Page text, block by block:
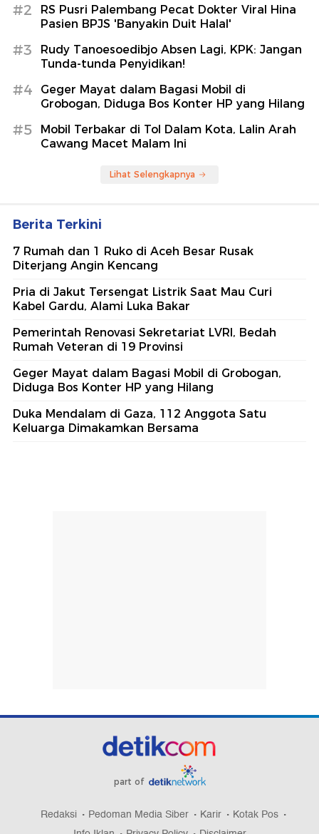
#2
RS Pusri Palembang Pecat Dokter Viral Hina
Pasien BPJS 'Banyakin Duit Halal'
#3
Rudy Tanoesoedibjo Absen Lagi, KPK: Jangan
Tunda-tunda Penyidikan!
#4
Geger Mayat dalam Bagasi Mobil di
Grobogan, Diduga Bos Konter HP yang Hilang
#5
Mobil Terbakar di Tol Dalam Kota, Lalin Arah
Cawang Macet Malam Ini
Lihat Selengkapnya
Berita Terkini
7 Rumah dan 1 Ruko di Aceh Besar Rusak
Diterjang Angin Kencang
Pria di Jakut Tersengat Listrik Saat Mau Curi
Kabel Gardu, Alami Luka Bakar
Pemerintah Renovasi Sekretariat LVRI, Bedah
Rumah Veteran di 19 Provinsi
Geger Mayat dalam Bagasi Mobil di Grobogan,
Diduga Bos Konter HP yang Hilang
Duka Mendalam di Gaza, 112 Anggota Satu
Keluarga Dimakamkan Bersama
part of
Redaksi Pedoman Media Siber Karir
Kotak Pos